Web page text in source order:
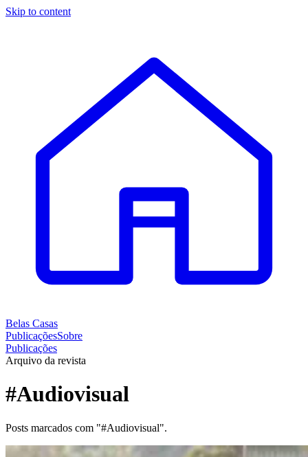
Skip to content
Belas Casas
PublicaçõesSobre
Publicações
Arquivo da revista
#Audiovisual
Posts marcados com "#Audiovisual".